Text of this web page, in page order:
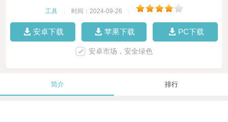
工具 时间：2024-09-26
安卓下载 苹果下载 PC下载
安卓市场，安全绿色
简介 排行